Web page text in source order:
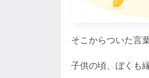
そこからついた言
子供の頃、ぼくも